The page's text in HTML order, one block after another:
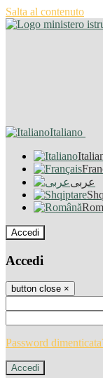
Salta al contenuto
Italiano
عربى
Accedi
Accedi
button close ×
Password